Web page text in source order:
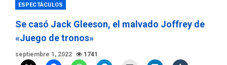
ESPECTÁCULOS
Se casó Jack Gleeson, el malvado Joffrey de
«Juego de tronos»
septiembre 1, 2022 1741